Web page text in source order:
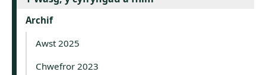
Archif
Awst 2025
Chwefror 2023